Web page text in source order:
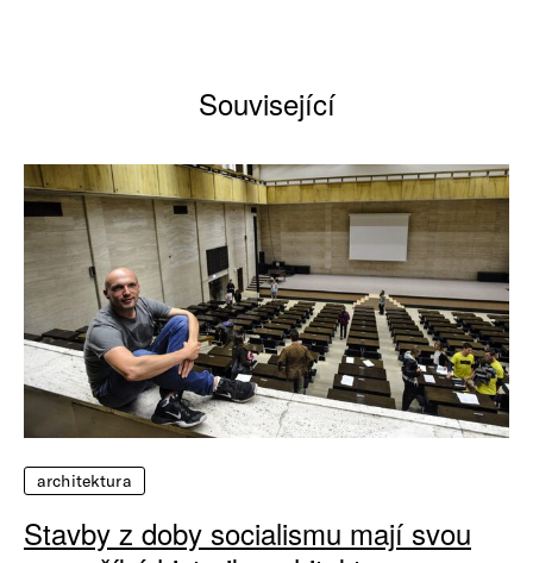
Související
architektura
Stavby z doby socialismu mají svou